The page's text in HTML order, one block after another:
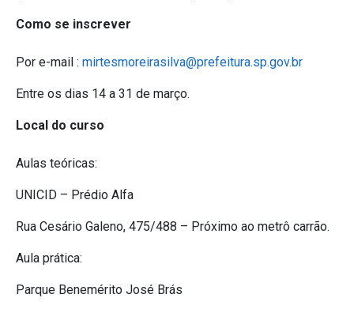
Como se inscrever
Por e-mail : mirtesmoreirasilva@prefeitura.sp.gov.br
Entre os dias 14 a 31 de março.
Local do curso
Aulas teóricas:
UNICID – Prédio Alfa
Rua Cesário Galeno, 475/488 – Próximo ao metrô carrão.
Aula prática:
Parque Benemérito José Brás